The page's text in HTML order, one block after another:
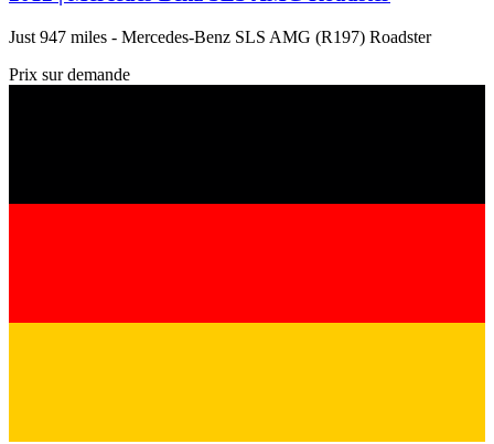
Just 947 miles - Mercedes-Benz SLS AMG (R197) Roadster
Prix sur demande